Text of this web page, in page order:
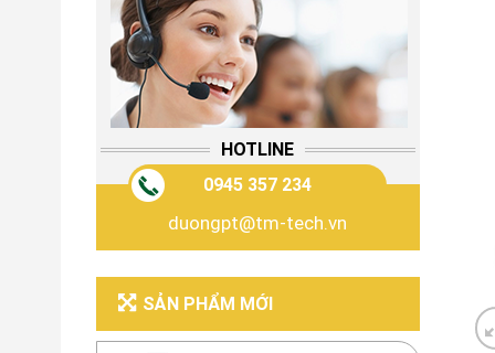
HOTLINE
0945 357 234
duongpt@tm-tech.vn
SẢN PHẨM MỚI